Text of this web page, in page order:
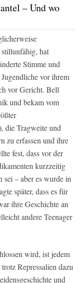
– Und wo
hat
Stimme und
vor ihrem
vor Gericht. Bell
und bekam vom
die Tragweite und
zu erfassen und ihre
fest, dass vor der
kurzzeitig
sei – aber es wurde in
später, dass es für
ihre Geschichte an
andere Teenager
wird, ist jedem
Repressalien dazu
und